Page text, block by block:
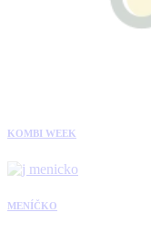
KOMBI WEEK
MENÍČKO